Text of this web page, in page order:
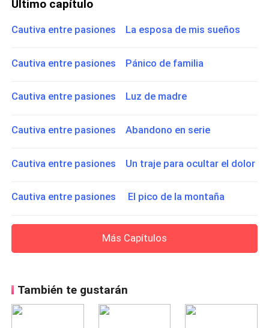
Último capítulo
Cautiva entre pasiones La esposa de mis sueños
Cautiva entre pasiones Pánico de familia
Cautiva entre pasiones Luz de madre
Cautiva entre pasiones Abandono en serie
Cautiva entre pasiones Un traje para ocultar el dolor
Cautiva entre pasiones El pico de la montaña
Más Capítulos
También te gustarán